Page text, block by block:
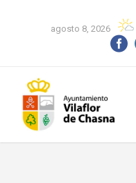
agosto 8, 2026